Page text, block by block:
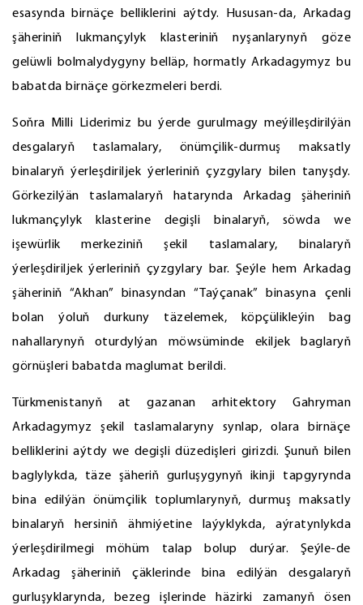
esasynda birnäçe belliklerini aýtdy. Hususan-da, Arkadag
şäheriniň lukmançylyk klasteriniň nyşanlarynyň göze
gelüwli bolmalydygyny belläp, hormatly Arkadagymyz bu
babatda birnäçe görkezmeleri berdi.
Soňra Milli Liderimiz bu ýerde gurulmagy meýilleşdirilýän
desgalaryň taslamalary, önümçilik-durmuş maksatly
binalaryň ýerleşdiriljek ýerleriniň çyzgylary bilen tanyşdy.
Görkezilýän taslamalaryň hatarynda Arkadag şäheriniň
lukmançylyk klasterine degişli binalaryň, söwda we
işewürlik merkeziniň şekil taslamalary, binalaryň
ýerleşdiriljek ýerleriniň çyzgylary bar. Şeýle hem Arkadag
şäheriniň “Akhan” binasyndan “Taýçanak” binasyna çenli
bolan ýoluň durkuny täzelemek, köpçülikleýin bag
nahallarynyň oturdylýan möwsüminde ekiljek baglaryň
görnüşleri babatda maglumat berildi.
Türkmenistanyň at gazanan arhitektory Gahryman
Arkadagymyz şekil taslamalaryny synlap, olara birnäçe
belliklerini aýtdy we degişli düzedişleri girizdi. Şunuň bilen
baglylykda, täze şäheriň gurluşygynyň ikinji tapgyrynda
bina edilýän önümçilik toplumlarynyň, durmuş maksatly
binalaryň hersiniň ähmiýetine laýyklykda, aýratynlykda
ýerleşdirilmegi möhüm talap bolup durýar. Şeýle-de
Arkadag şäheriniň çäklerinde bina edilýän desgalaryň
gurluşyklarynda, bezeg işlerinde häzirki zamanyň ösen